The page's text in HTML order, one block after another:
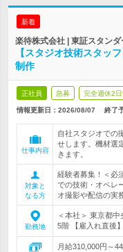
新着
楽待株式会社 | 東証スタン
【スタジオ技術スタッ
制作
正社員 急募 完全週休2日
情報更新日：2026/08/07 終了
仕事内容
自社スタジオでの
せします。機材選
きます。
対象と
なる方
経験者募集！＜必
での技術・オペレ
オ撮影や配信の実
勤務地
＜本社＞ 東京都
5階 【雇入れ直後
月給310,000円～